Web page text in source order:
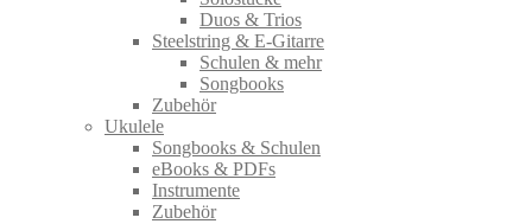
Duos & Trios
Steelstring & E-Gitarre
Schulen & mehr
Songbooks
Zubehör
Ukulele
Songbooks & Schulen
eBooks & PDFs
Instrumente
Zubehör